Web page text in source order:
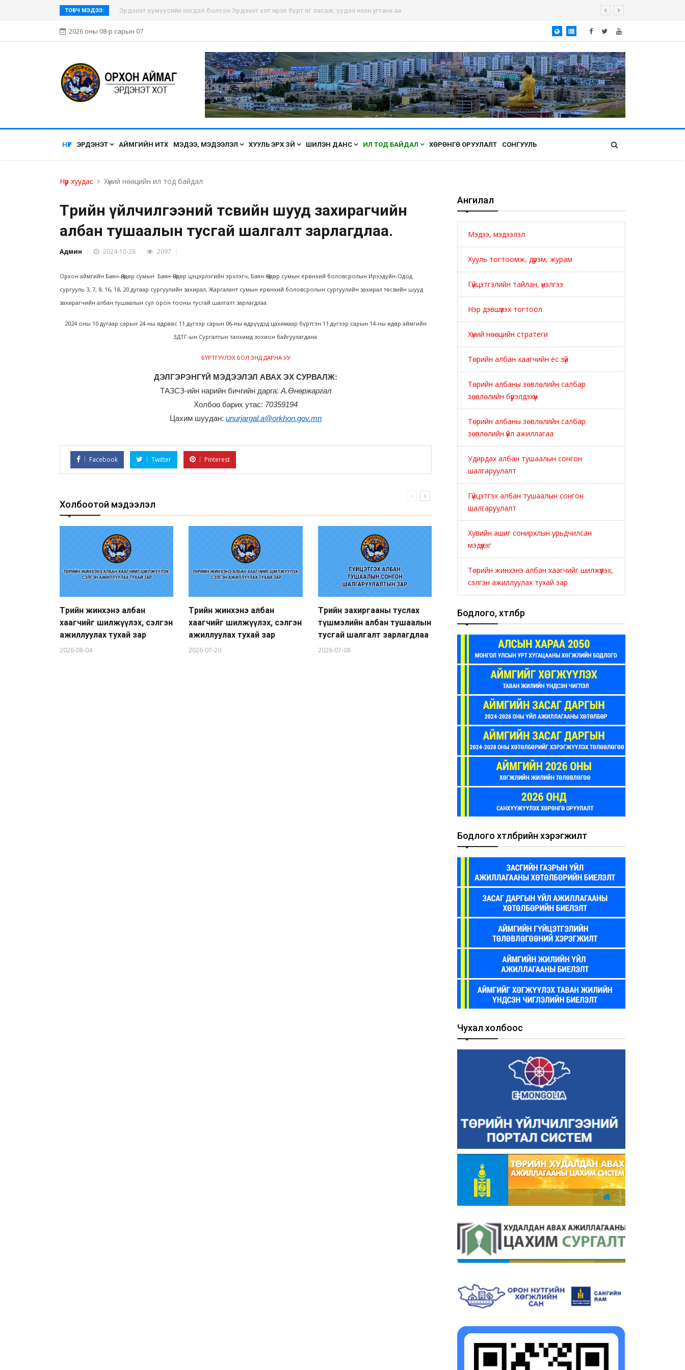
ТОВЧ МЭДЭЭ: Эрдэнэт хүмүүсийн нэгдэл болсон Эрдэнэт хот ирэх бүрт өнгөө засаж, үүдээ нээн угтана аа
2026 оны 08-р сарын 07
НҮҮР ЭРДЭНЭТ АЙМГИЙН ИТХ МЭДЭЭ, МЭДЭЭЛЭЛ ХУУЛЬ ЭРХ ЗҮЙ ШИЛЭН ДАНС ИЛ ТОД БАЙДАЛ ХӨРӨНГӨ ОРУУЛАЛТ СОНГУУЛЬ
Нүүр хуудас Хүний нөөцийн ил тод байдал
Төрийн үйлчилгээний төсвийн шууд захирагчийн
албан тушаалын тусгай шалгалт зарлагдлаа.
Админ 2024-10-28 2097
Орхон аймгийн Баян-Өндөр сумын Баян-Өндөр цэцэрлэгийн эрхлэгч, Баян-Өндөр сумын ерөнхий боловсролын Ирээдүйн-Одод
сургууль 3, 7, 8, 16, 18, 20 дугаар сургуулийн захирал, Жаргалант сумын ерөнхий боловсролын сургуулийн захирал төсвийн шууд
захирагчийн албан тушаалын сул орон тооны тусгай шалгалт зарлагдлаа.
2024 оны 10 дугаар сарын 24-ны өдрөөс 11 дүгээр сарын 06-ны өдрүүдэд цахимаар бүртгэн 11 дүгээр сарын 14-ны өдөр аймгийн
ЗДТГ-ын Сургалтын танхимд зохион байгуулагдана.
БҮРТГҮҮЛЭХ БОЛ ЭНД ДАРНА УУ
ДЭЛГЭРЭНГҮЙ МЭДЭЭЛЭЛ АВАХ ЭХ СУРВАЛЖ:
ТАЗСЗ-ийн нарийн бичгийн дарга: А.Өнөржаргал
Холбоо барих утас: 70359194
Цахим шуудан: unurjargal.a@orkhon.gov.mn
Facebook Twitter Pinterest
Холбоотой мэдээлэл
Төрийн жинхэнэ албан
хаагчийг шилжүүлэх, сэлгэн
ажиллуулах тухай зар
2026-08-04
Төрийн жинхэнэ албан
хаагчийг шилжүүлэх, сэлгэн
ажиллуулах тухай зар
2026-07-20
Төрийн захиргааны туслах
түшмэлийн албан тушаалын
тусгай шалгалт зарлагдлаа
2026-07-08
Төрийн захиргааны
гүйцэтгэх албан тушаалын
тусгай шалгалт зарлагдлаа
2026-07-08
гүйцэтгэх албан тушаалын
тусгай шалгалт
2026-06-07
Ангилал
Мэдээ, мэдээлэл
Хууль тогтоомж, дүрэм, журам
Гүйцэтгэлийн тайлан, үнэлгээ
Нэр дэвшүүлэх тогтоол
Хүний нөөцийн стратеги
Төрийн албан хаагчийн ёс зүй
Төрийн албаны зөвлөлийн салбар
зөвлөлийн бүрэлдэхүүн
Төрийн албаны зөвлөлийн салбар
зөвлөлийн үйл ажиллагаа
Удирдах албан тушаалын сонгон
шалгаруулалт
Гүйцэтгэх албан тушаалын сонгон
шалгаруулалт
Хувийн ашиг сонирхлын урьдчилсан
мэдүүлэг
Төрийн жинхэнэ албан хаагчийг шилжүүлэх,
сэлгэн ажиллуулах тухай зар
Бодлого, хөтөлбөр
Бодлого хөтөлбөрийн хэрэгжилт
Чухал холбоос